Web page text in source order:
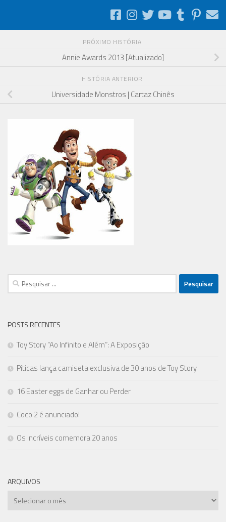
PRÓXIMO HISTÓRIA
Annie Awards 2013 [Atualizado]
HISTÓRIA ANTERIOR
Universidade Monstros | Cartaz Chinês
Pesquisar
por:
POSTS RECENTES
Toy Story “Ao Infinito e Além”: A Exposição
Piticas lança camiseta exclusiva de 30 anos de Toy Story
16 Easter eggs de Ganhar ou Perder
Coco 2 é anunciado!
Os Incríveis comemora 20 anos
ARQUIVOS
Arquivos